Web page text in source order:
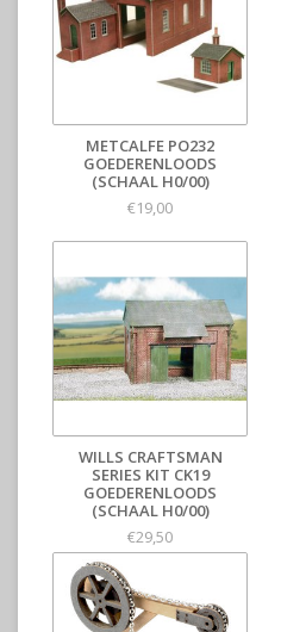
METCALFE PO232
GOEDERENLOODS
(SCHAAL H0/00)
€19,00
WILLS CRAFTSMAN
SERIES KIT CK19
GOEDERENLOODS
(SCHAAL H0/00)
€29,50